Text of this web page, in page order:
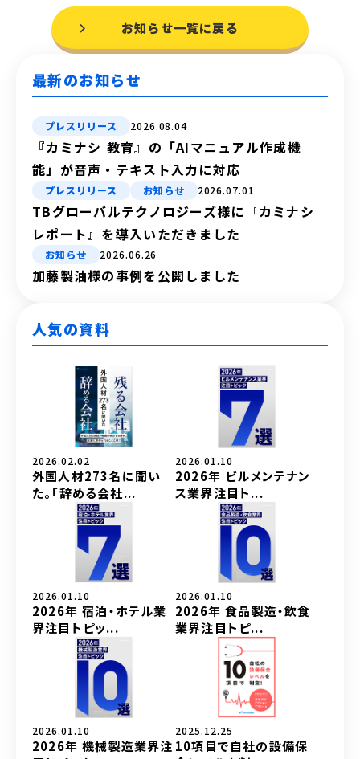
お知らせ一覧に戻る
最新のお知らせ
プレスリリース 2026.08.04
『カミナシ 教育』の「AIマニュアル作成機
能」が音声・テキスト入力に対応
プレスリリース お知らせ 2026.07.01
TBグローバルテクノロジーズ様に『カミナシ
レポート』を導入いただきました
お知らせ 2026.06.26
加藤製油様の事例を公開しました
人気の資料
2026.02.02
外国人材273名に聞い
た。「辞める会社...
2026.01.10
2026年 ビルメンテナン
ス業界注目ト...
2026.01.10
2026年 宿泊・ホテル業
界注目トピッ...
2026.01.10
2026年 食品製造・飲食
業界注目トピ...
2026.01.10
2026年 機械製造業界注
2025.12.25
10項目で自社の設備保